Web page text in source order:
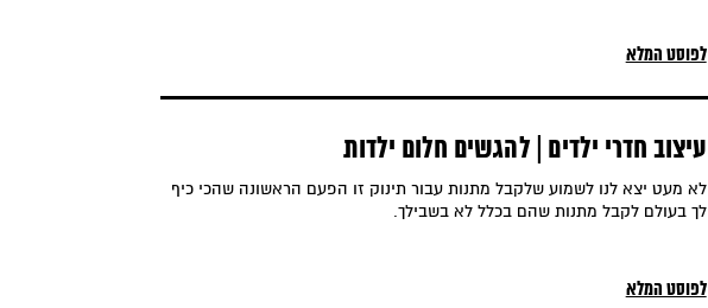
לפוסט המלא
עיצוב חדרי ילדים | להגשים חלום ילדות
לא מעט יצא לנו לשמוע שלקבל מתנות עבור תינוק זו הפעם הראשונה שהכי כיף
לך בעולם לקבל מתנות שהם בכלל לא בשבילך.
לפוסט המלא